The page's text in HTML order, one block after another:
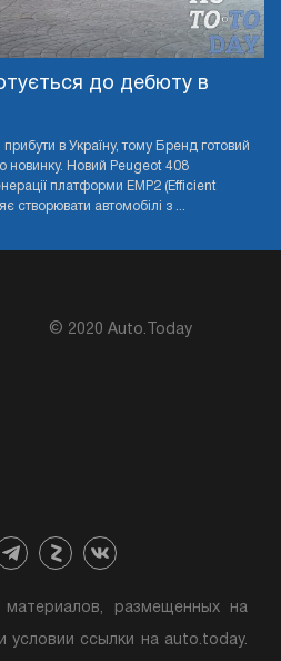
до дебюту в
в Україну, тому Бренд готовий
новинку. Новий Peugeot 408
платформи EMP2 (Efficient
створювати автомобілі з ...
© 2020 Auto.Today
размещенных на
условии ссылки на auto.today.